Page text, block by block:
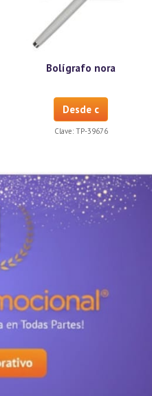
Bolígrafo nora
Desde c
Clave: TP-39676